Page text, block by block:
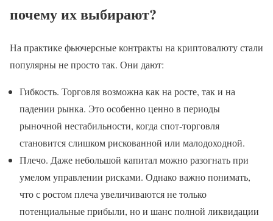
почему их выбирают?
На практике фьючерсные контракты на криптовалюту стали
популярны не просто так. Они дают:
Гибкость. Торговля возможна как на росте, так и на
падении рынка. Это особенно ценно в периоды
рыночной нестабильности, когда спот-торговля
становится слишком рискованной или малодоходной.
Плечо. Даже небольшой капитал можно разогнать при
умелом управлении рисками. Однако важно понимать,
что с ростом плеча увеличиваются не только
потенциальные прибыли, но и шанс полной ликвидации